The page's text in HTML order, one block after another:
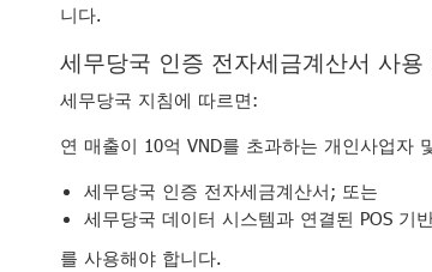
니다.
세무당국 인증 전자세금계산서 사용
세무당국 지침에 따르면:
연 매출이 10억 VND를 초과하는 개인사업자
세무당국 인증 전자세금계산서; 또는
세무당국 데이터 시스템과 연결된 POS 기
를 사용해야 합니다.